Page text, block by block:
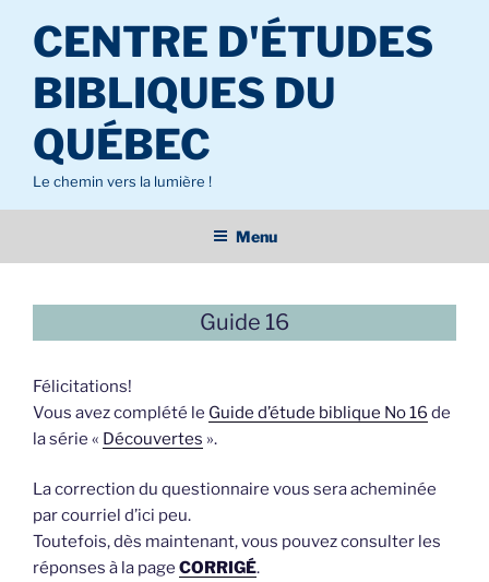
contenu
principal
CENTRE D'ÉTUDES
BIBLIQUES DU
QUÉBEC
Le chemin vers la lumière !
Menu
Guide 16
Félicitations!
Vous avez complété le Guide d’étude biblique No 16 de
la série « Découvertes ».
La correction du questionnaire vous sera acheminée
par courriel d’ici peu.
Toutefois, dès maintenant, vous pouvez consulter les
réponses à la page CORRIGÉ.